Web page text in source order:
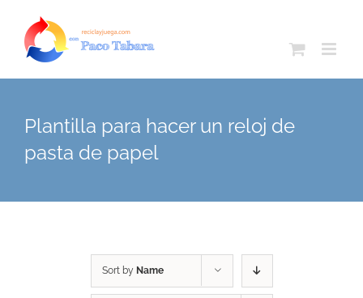
content
Plantilla para hacer un reloj de
pasta de papel
Sort by Name